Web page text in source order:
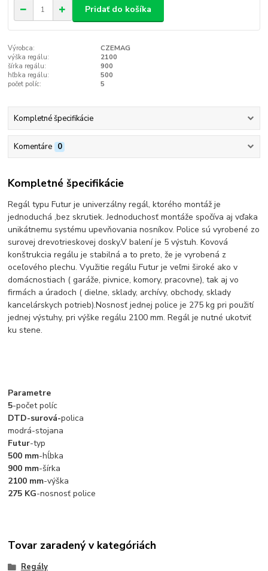
Pridať do košíka
Výrobca:
CZEMAG
výška regálu:
2100
šírka regálu:
900
hľbka regálu:
500
počet políc:
5
Kompletné špecifikácie
Komentáre 0
Kompletné špecifikácie
Regál typu Futur je univerzálny regál, ktorého montáž je
jednoduchá ,bez skrutiek. Jednoduchosť montáže spočíva aj vďaka
unikátnemu systému upevňovania nosníkov. Police sú vyrobené zo
surovej drevotrieskovej dosky.V balení je 5 výstuh. Kovová
konštrukcia regálu je stabilná a to preto, že je vyrobená z
oceľového plechu. Využitie regálu Futur je veľmi široké ako v
domácnostiach ( garáže, pivnice, komory, pracovne), tak aj vo
firmách a úradoch ( dielne, sklady, archívy, obchody, sklady
kancelárskych potrieb).Nosnosť jednej police je 275 kg pri použití
jednej výstuhy, pri výške regálu 2100 mm. Regál je nutné ukotviť
ku stene.
Parametre
5-počet políc
DTD-surová-polica
modrá-stojana
Futur-typ
500 mm-hĺbka
900 mm-šírka
2100 mm-výška
275 KG-nosnosť police
Tovar zaradený v kategóriách
Regály